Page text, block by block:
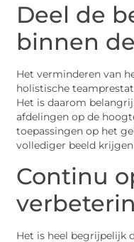
Deel de
binnen
Het verminderen van
holistische
Het is daarom
afdelingen op de
toepassingen op het
vollediger beeld
Continu
Het is heel begrijpelijk